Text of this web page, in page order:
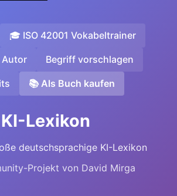
🎓 ISO 42001 Vokabeltrainer
Autor Begriff vorschlagen
📚 Als Buch kaufen
KI-Lexikon
deutschsprachige KI-Lexikon
Projekt von David Mirga